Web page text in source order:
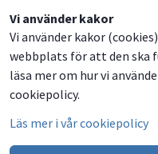
Vi använder kakor
Vi använder kakor
webbplats för att den ska
läsa mer om hur vi
cookiepolicy.
Läs mer i vår cookiepolicy